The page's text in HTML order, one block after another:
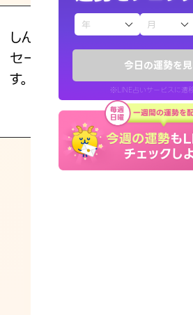
今日の運勢を
※LINE占いサービスに遷
えもじの子（占）12
お知らせ
しんどくなってましたが、先生
セージを読み返してお守りにし
す。
40